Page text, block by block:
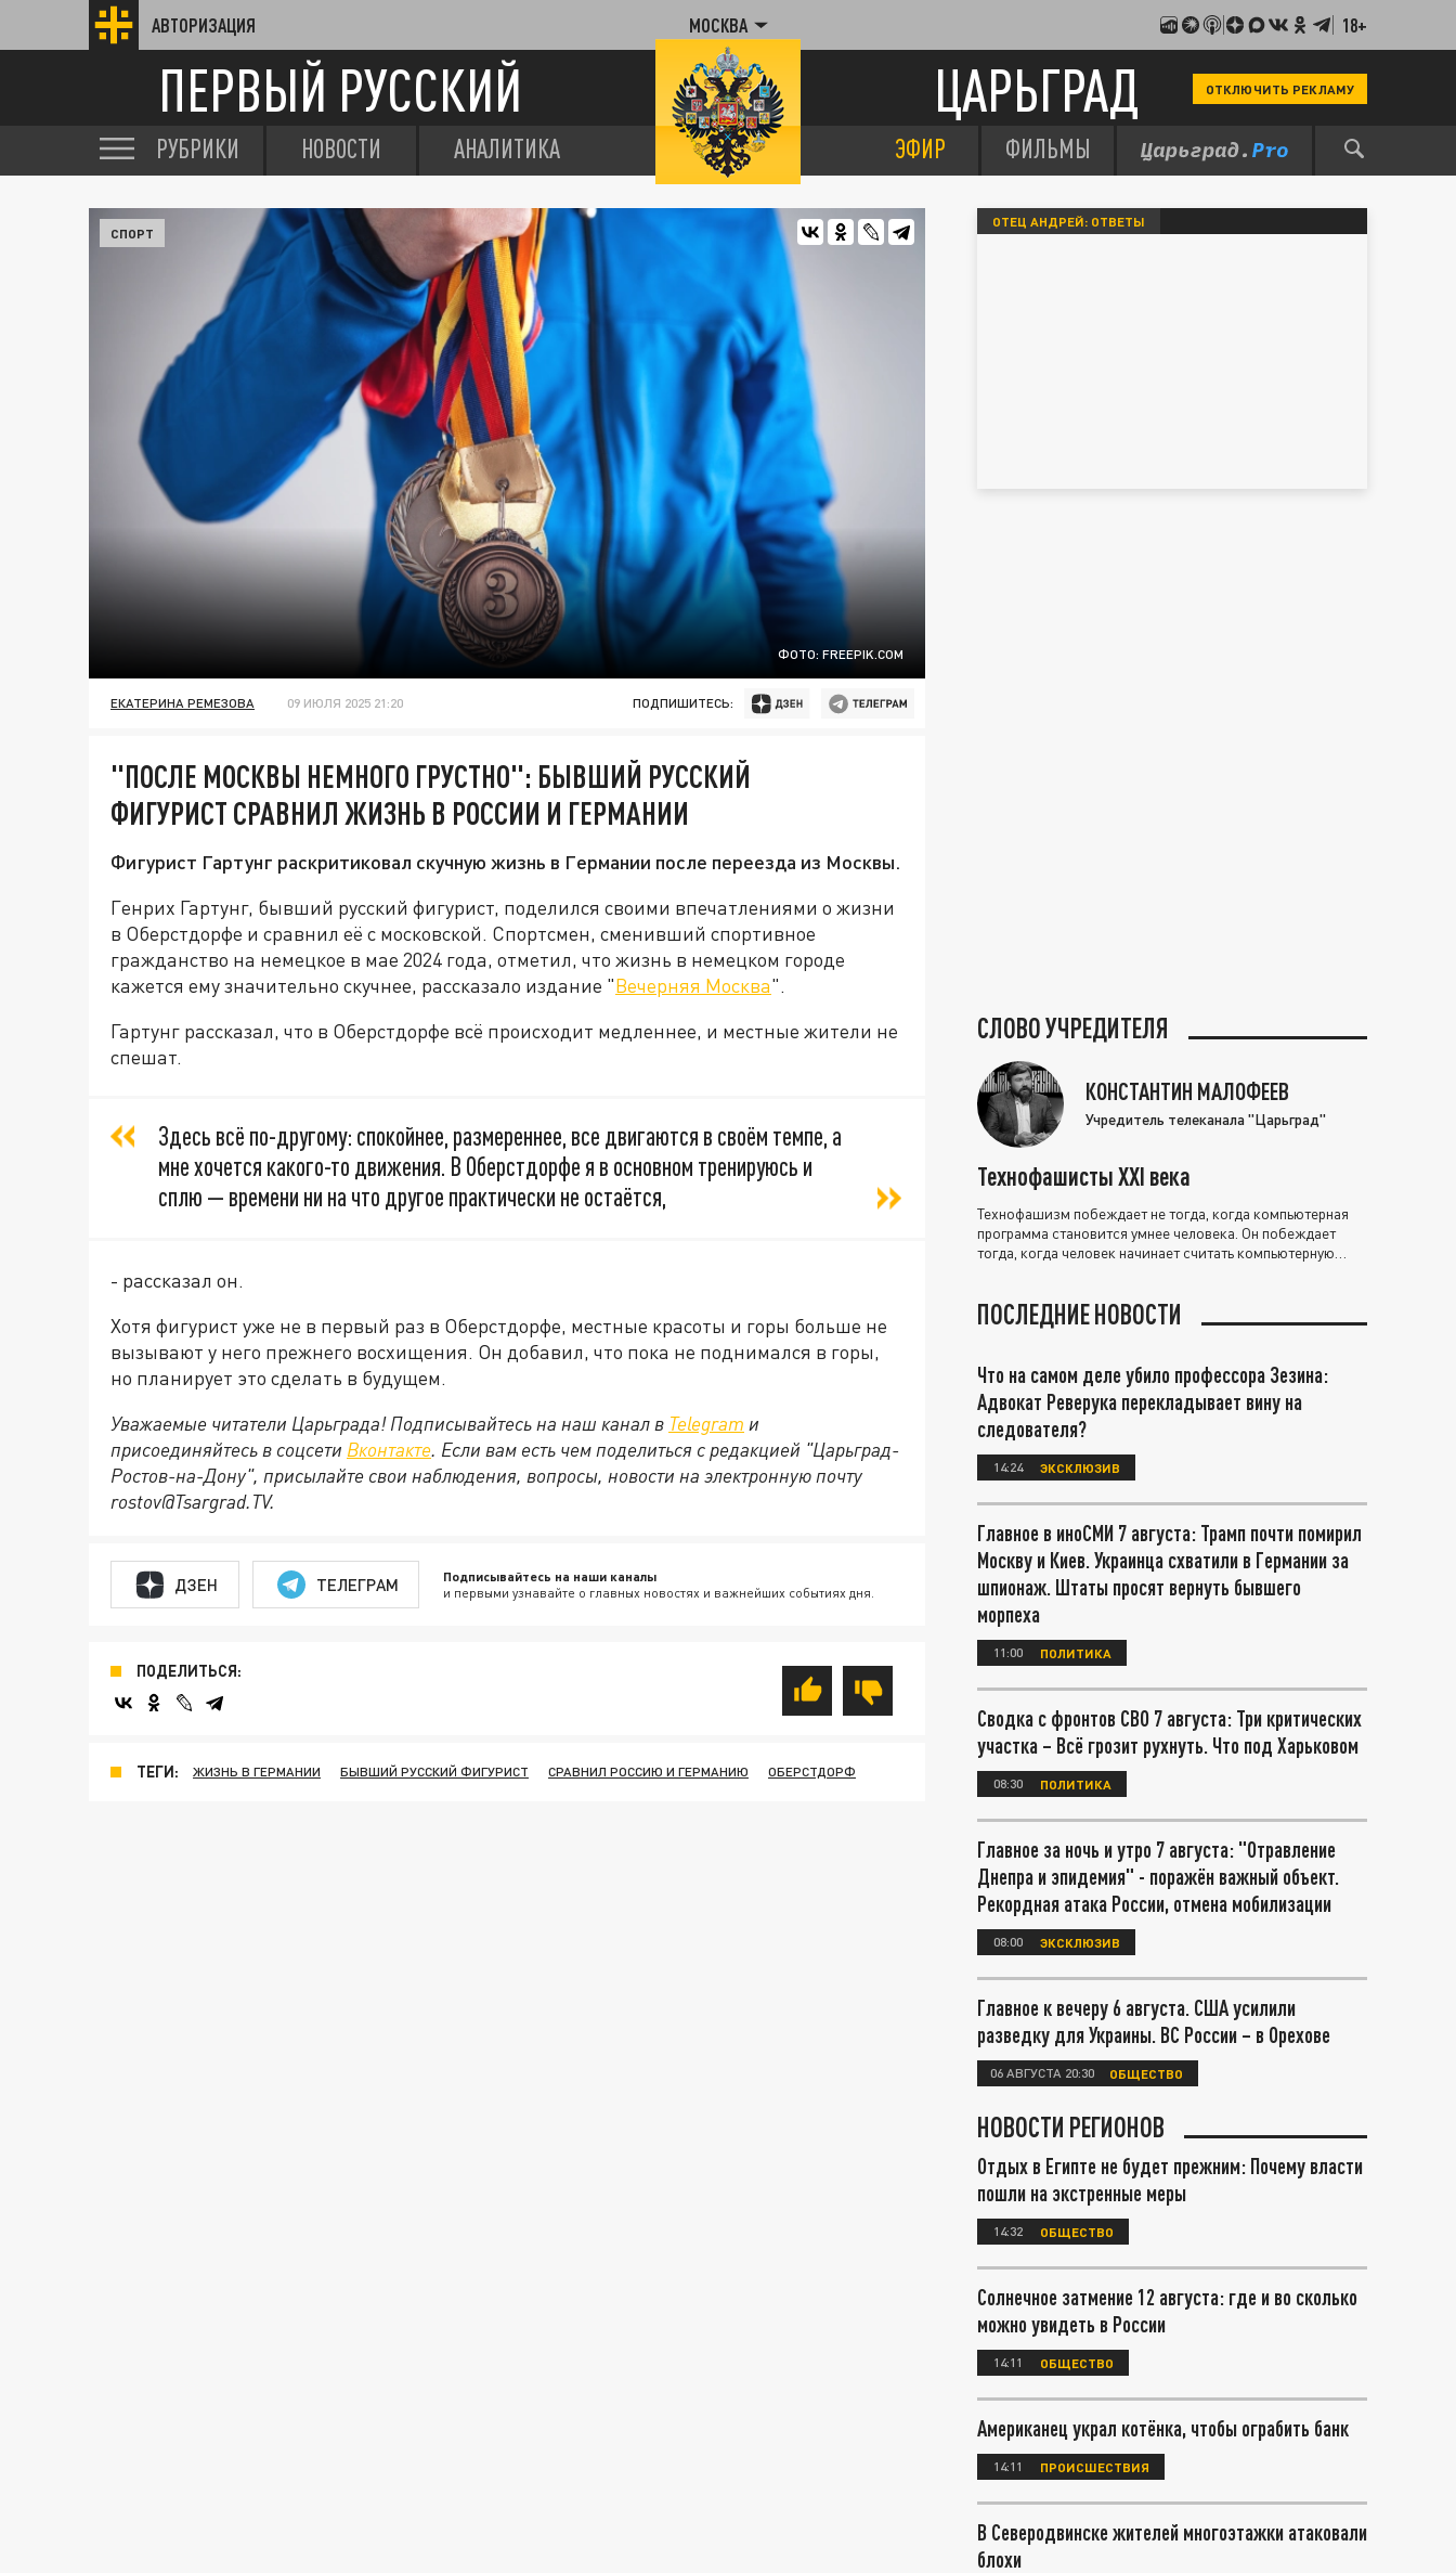
АВТОРИЗАЦИЯ МОСКВА 18+
ПЕРВЫЙ РУССКИЙ ЦАРЬГРАД ОТКЛЮЧИТЬ РЕКЛАМУ
РУБРИКИ НОВОСТИ АНАЛИТИКА ЭФИР ФИЛЬМЫ
ФОТО: FREEPIK.COM
СПОРТ
ЕКАТЕРИНА РЕМЕЗОВА 09 ИЮЛЯ 2025 21:20 ПОДПИШИТЕСЬ:
"ПОСЛЕ МОСКВЫ НЕМНОГО ГРУСТНО": БЫВШИЙ РУССКИЙ
ФИГУРИСТ СРАВНИЛ ЖИЗНЬ В РОССИИ И ГЕРМАНИИ
Фигурист Гартунг раскритиковал скучную жизнь в Германии после переезда из Москвы.
Генрих Гартунг, бывший русский фигурист, поделился своими впечатлениями о жизни
в Оберстдорфе и сравнил её с московской. Спортсмен, сменивший спортивное
гражданство на немецкое в мае 2024 года, отметил, что жизнь в немецком городе
кажется ему значительно скучнее, рассказало издание "Вечерняя Москва".
Гартунг рассказал, что в Оберстдорфе всё происходит медленнее, и местные жители не
спешат.
Здесь всё по-другому: спокойнее, размереннее, все двигаются в своём темпе, а
мне хочется какого-то движения. В Оберстдорфе я в основном тренируюсь и
сплю — времени ни на что другое практически не остаётся,
- рассказал он.
Хотя фигурист уже не в первый раз в Оберстдорфе, местные красоты и горы больше не
вызывают у него прежнего восхищения. Он добавил, что пока не поднимался в горы,
но планирует это сделать в будущем.
Уважаемые читатели Царьграда! Подписывайтесь на наш канал в Telegram и
присоединяйтесь в соцсети Вконтакте. Если вам есть чем поделиться с редакцией "Царьград-
Ростов-на-Дону", присылайте свои наблюдения, вопросы, новости на электронную почту
rostov@Tsargrad.ТV.
ДЗЕН ТЕЛЕГРАМ Подписывайтесь на наши каналы
и первыми узнавайте о главных новостях и важнейших событиях дня.
ПОДЕЛИТЬСЯ:
ТЕГИ: ЖИЗНЬ В ГЕРМАНИИ БЫВШИЙ РУССКИЙ ФИГУРИСТ СРАВНИЛ РОССИЮ И ГЕРМАНИЮ ОБЕРСТДОРФ
ОТЕЦ АНДРЕЙ: ОТВЕТЫ
СЛОВО УЧРЕДИТЕЛЯ
КОНСТАНТИН МАЛОФЕЕВ
Учредитель телеканала "Царьград"
Технофашисты XXI века
Технофашизм побеждает не тогда, когда компьютерная
программа становится умнее человека. Он побеждает
тогда, когда человек начинает считать компьютерную
ПОСЛЕДНИЕ НОВОСТИ
Что на самом деле убило профессора Зезина:
Адвокат Реверука перекладывает вину на
следователя?
14:24 ЭКСКЛЮЗИВ
Главное в иноСМИ 7 августа: Трамп почти помирил
Москву и Киев. Украинца схватили в Германии за
шпионаж. Штаты просят вернуть бывшего
морпеха
11:00 ПОЛИТИКА
Сводка с фронтов СВО 7 августа: Три критических
участка – Всё грозит рухнуть. Что под Харьковом
08:30 ПОЛИТИКА
Главное за ночь и утро 7 августа: "Отравление
Днепра и эпидемия" - поражён важный объект.
Рекордная атака России, отмена мобилизации
08:00 ЭКСКЛЮЗИВ
Главное к вечеру 6 августа. США усилили
разведку для Украины. ВС России – в Орехове
06 АВГУСТА 20:30 ОБЩЕСТВО
НОВОСТИ РЕГИОНОВ
Отдых в Египте не будет прежним: Почему власти
пошли на экстренные меры
14:32 ОБЩЕСТВО
Солнечное затмение 12 августа: где и во сколько
можно увидеть в России
14:11 ОБЩЕСТВО
Американец украл котёнка, чтобы ограбить банк
14:11 ПРОИСШЕСТВИЯ
В Северодвинске жителей многоэтажки атаковали
блохи